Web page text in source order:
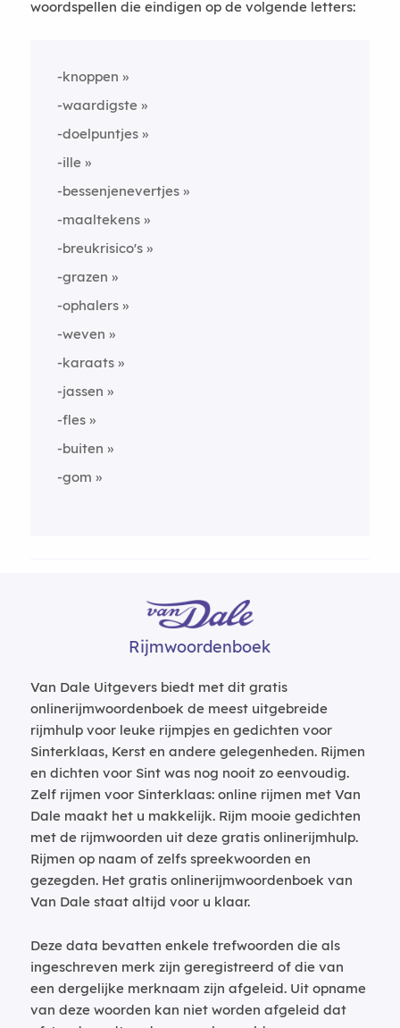
woordspellen die eindigen op de volgende letters:
-knoppen
-waardigste
-doelpuntjes
-ille
-bessenjenevertjes
-maaltekens
-breukrisico's
-grazen
-ophalers
-weven
-karaats
-jassen
-fles
-buiten
-gom
Rijmwoordenboek
Van Dale Uitgevers biedt met dit gratis
onlinerijmwoordenboek de meest uitgebreide
rijmhulp voor leuke rijmpjes en gedichten voor
Sinterklaas, Kerst en andere gelegenheden. Rijmen
en dichten voor Sint was nog nooit zo eenvoudig.
Zelf rijmen voor Sinterklaas: online rijmen met Van
Dale maakt het u makkelijk. Rijm mooie gedichten
met de rijmwoorden uit deze gratis onlinerijmhulp.
Rijmen op naam of zelfs spreekwoorden en
gezegden. Het gratis onlinerijmwoordenboek van
Van Dale staat altijd voor u klaar.
Deze data bevatten enkele trefwoorden die als
ingeschreven merk zijn geregistreerd of die van
een dergelijke merknaam zijn afgeleid. Uit opname
van deze woorden kan niet worden afgeleid dat